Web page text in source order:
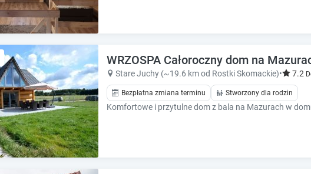
b
o
a
d
s
h
o
r
t
c
u
t
d
s
h
o
r
WRZOSPA Całoroczny dom na
Stare Juchy (~19.6 km od Rostki Skomackie)• 7.2
Bezpłatna zmiana terminu Stworzony dla rodzin